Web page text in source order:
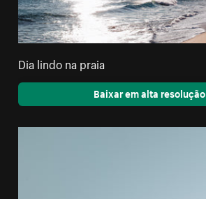
Dia lindo na praia
Baixar em alta resolução